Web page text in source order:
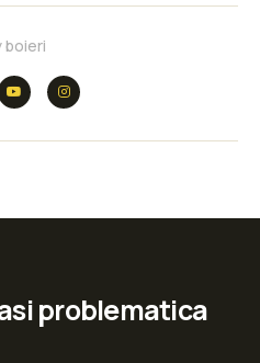
boieri
problematica